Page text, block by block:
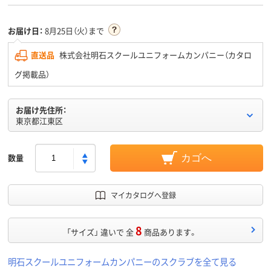
お届け日： 8月25日（火）まで
直送品 株式会社明石スクールユニフォームカンパニー（カタロ
グ掲載品）
お届け先住所：
東京都江東区
数量 カゴへ
マイカタログへ登録
「サイズ」 違いで 全8 商品あります。
明石スクールユニフォームカンパニーのスクラブを全て見る